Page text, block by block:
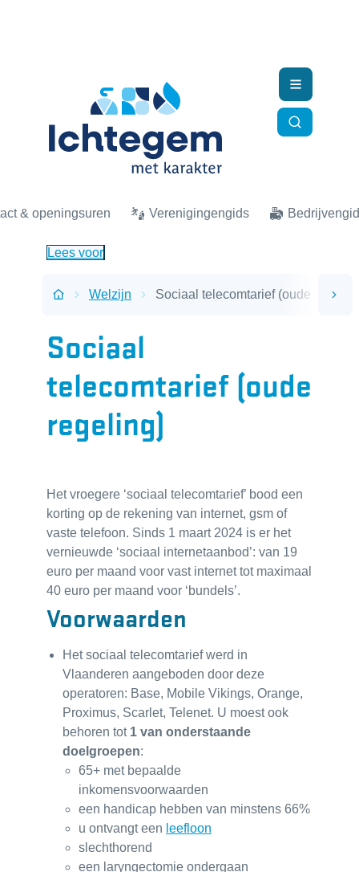
& openingsuren Verenigingengids
Zoek
Menu
Lees voor
Startpagina
Welzijn Sociaal telecomtarief (oude
Sociaal
telecomtarief (oude
regeling)
Het vroegere ‘sociaal telecomtarief’ bood een
korting op de rekening van internet, gsm of
vaste telefoon. Sinds 1 maart 2024 is er het
vernieuwde ‘sociaal internetaanbod’: van 19
euro per maand voor vast internet tot maximaal
40 euro per maand voor ‘bundels’.
Voorwaarden
Het sociaal telecomtarief werd in
Vlaanderen aangeboden door deze
operatoren: Base, Mobile Vikings, Orange,
Proximus, Scarlet, Telenet. U moest ook
behoren tot1 van onderstaande
doelgroepen:
65+ met bepaalde
inkomensvoorwaarden
een handicap hebben van minstens 66%
u ontvangt een leefloon
slechthorend
een laryngectomie ondergaan